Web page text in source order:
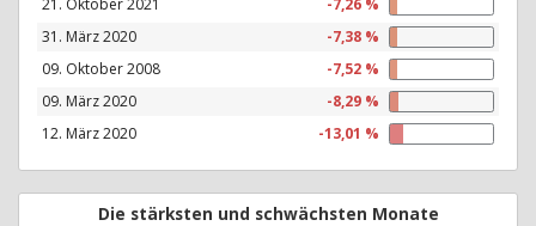
21. Oktober 2021
-7,26 %
31. März 2020
-7,38 %
09. Oktober 2008
-7,52 %
09. März 2020
-8,29 %
12. März 2020
-13,01 %
Die stärksten und schwächsten Monate